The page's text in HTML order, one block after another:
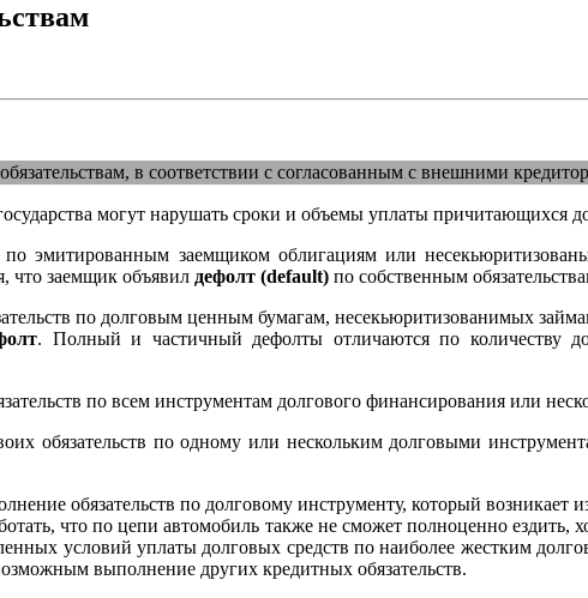
в соответствии с согласованным с внешними
могут нарушать сроки и объемы уплаты причитающихся
заемщиком облигациям или
что заемщик объявил дефолт (default) по собственным
по долговым ценным бумагам, несекьюритизованимых
. Полный и частичный дефолты отличаются по количеству
по всем инструментам долгового финансирования или
обязательств по одному или нескольким долговыми
обязательств по долговому инструменту, который возникает
что по цепи автомобиль также не сможет полноценно ездить,
условий уплаты долговых средств по наиболее жестким
выполнение других кредитных обязательств.